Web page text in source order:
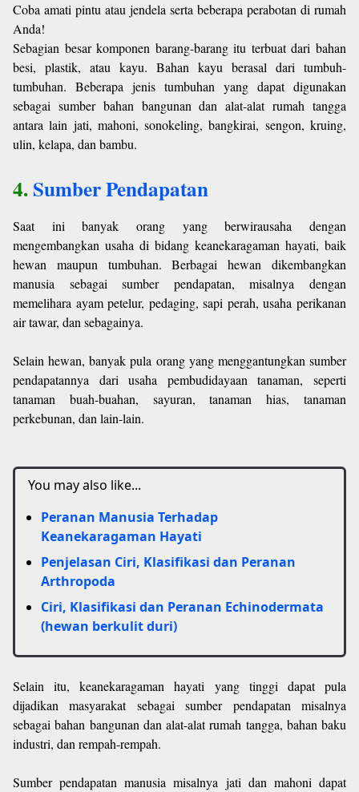
Coba amati pintu atau jendela serta beberapa perabotan di rumah
Anda!
Sebagian besar komponen barang-barang itu terbuat dari bahan
besi, plastik, atau kayu. Bahan kayu berasal dari tumbuh-
tumbuhan. Beberapa jenis tumbuhan yang dapat digunakan
sebagai sumber bahan bangunan dan alat-alat rumah tangga
antara lain jati, mahoni, sonokeling, bangkirai, sengon, kruing,
ulin, kelapa, dan bambu.
4.Sumber Pendapatan
Saat ini banyak orang yang berwirausaha dengan
mengembangkan usaha di bidang keanekaragaman hayati, baik
hewan maupun tumbuhan. Berbagai hewan dikembangkan
manusia sebagai sumber pendapatan, misalnya dengan
memelihara ayam petelur, pedaging, sapi perah, usaha perikanan
air tawar, dan sebagainya.
Selain hewan, banyak pula orang yang menggantungkan sumber
pendapatannya dari usaha pembudidayaan tanaman, seperti
tanaman buah-buahan, sayuran, tanaman hias, tanaman
perkebunan, dan lain-lain.
You may also like...
Peranan Manusia Terhadap
Keanekaragaman Hayati
Penjelasan Ciri, Klasifikasi dan Peranan
Arthropoda
Ciri, Klasifikasi dan Peranan Echinodermata
(hewan berkulit duri)
Selain itu, keanekaragaman hayati yang tinggi dapat pula
dijadikan masyarakat sebagai sumber pendapatan misalnya
sebagai bahan bangunan dan alat-alat rumah tangga, bahan baku
industri, dan rempah-rempah.
Sumber pendapatan manusia misalnya jati dan mahoni dapat